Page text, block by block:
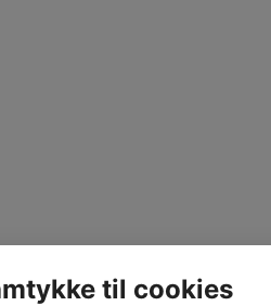
i 2015 – hvis vi altså skal
til cookies